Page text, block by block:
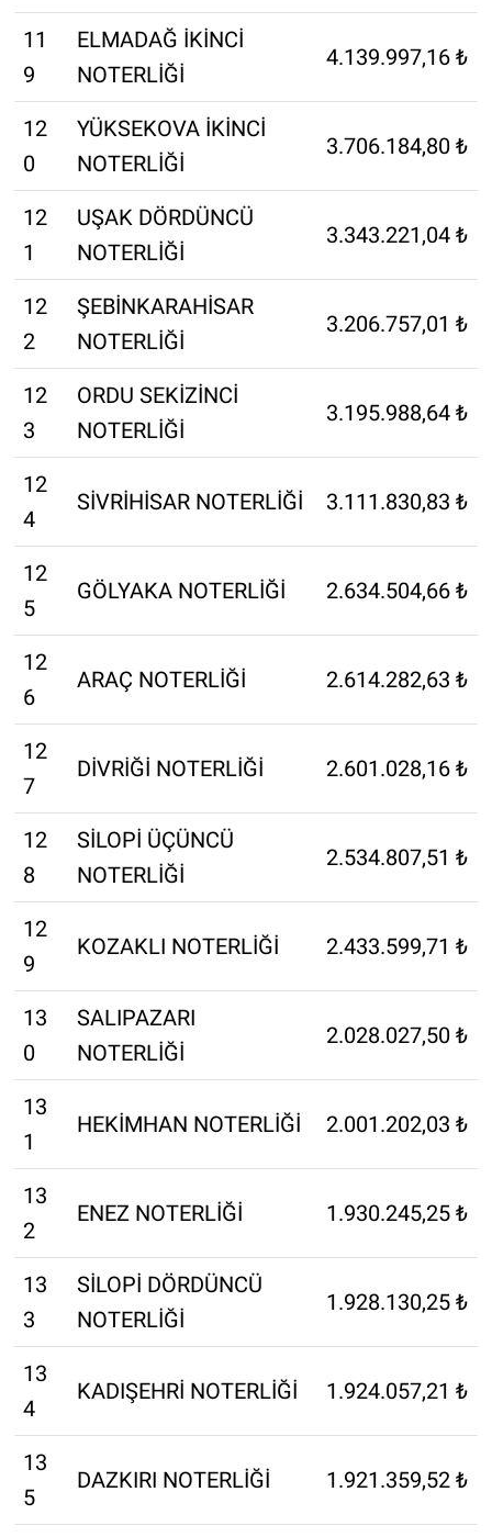
11
9
ELMADAĞ İKİNCİ
NOTERLİĞİ
4.139.997,16 ₺
12
0
YÜKSEKOVA İKİNCİ
NOTERLİĞİ
3.706.184,80 ₺
12
1
UŞAK DÖRDÜNCÜ
NOTERLİĞİ
3.343.221,04 ₺
12
2
ŞEBİNKARAHİSAR
NOTERLİĞİ
3.206.757,01 ₺
12
3
ORDU SEKİZİNCİ
NOTERLİĞİ
3.195.988,64 ₺
12
4
SİVRİHİSAR NOTERLİĞİ 3.111.830,83 ₺
12
5
GÖLYAKA NOTERLİĞİ 2.634.504,66 ₺
12
6
ARAÇ NOTERLİĞİ 2.614.282,63 ₺
12
7
DİVRİĞİ NOTERLİĞİ 2.601.028,16 ₺
12
8
SİLOPİ ÜÇÜNCÜ
NOTERLİĞİ
2.534.807,51 ₺
12
9
KOZAKLI NOTERLİĞİ 2.433.599,71 ₺
13
0
SALIPAZARI
NOTERLİĞİ
2.028.027,50 ₺
13
1
HEKİMHAN NOTERLİĞİ 2.001.202,03 ₺
13
2
ENEZ NOTERLİĞİ 1.930.245,25 ₺
13
3
SİLOPİ DÖRDÜNCÜ
NOTERLİĞİ
1.928.130,25 ₺
13
4
KADIŞEHRİ NOTERLİĞİ 1.924.057,21 ₺
13
5
DAZKIRI NOTERLİĞİ 1.921.359,52 ₺